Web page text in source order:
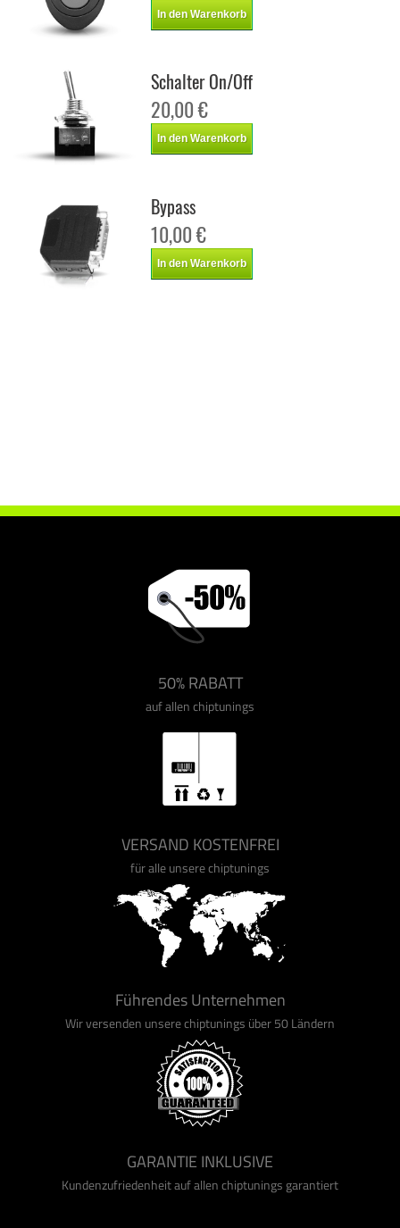
In den Warenkorb
Schalter On/Off
20,00 €
In den Warenkorb
Bypass
10,00 €
In den Warenkorb
50% RABATT
auf allen chiptunings
VERSAND KOSTENFREI
für alle unsere chiptunings
Führendes Unternehmen
Wir versenden unsere chiptunings über 50 Ländern
GARANTIE INKLUSIVE
Kundenzufriedenheit auf allen chiptunings garantiert